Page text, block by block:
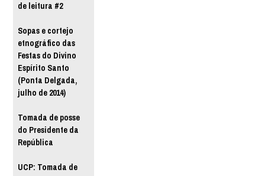
de leitura #2
Sopas e cortejo
etnográfico das
Festas do Divino
Espírito Santo
(Ponta Delgada,
julho de 2014)
Tomada de posse
do Presidente da
República
UCP: Tomada de